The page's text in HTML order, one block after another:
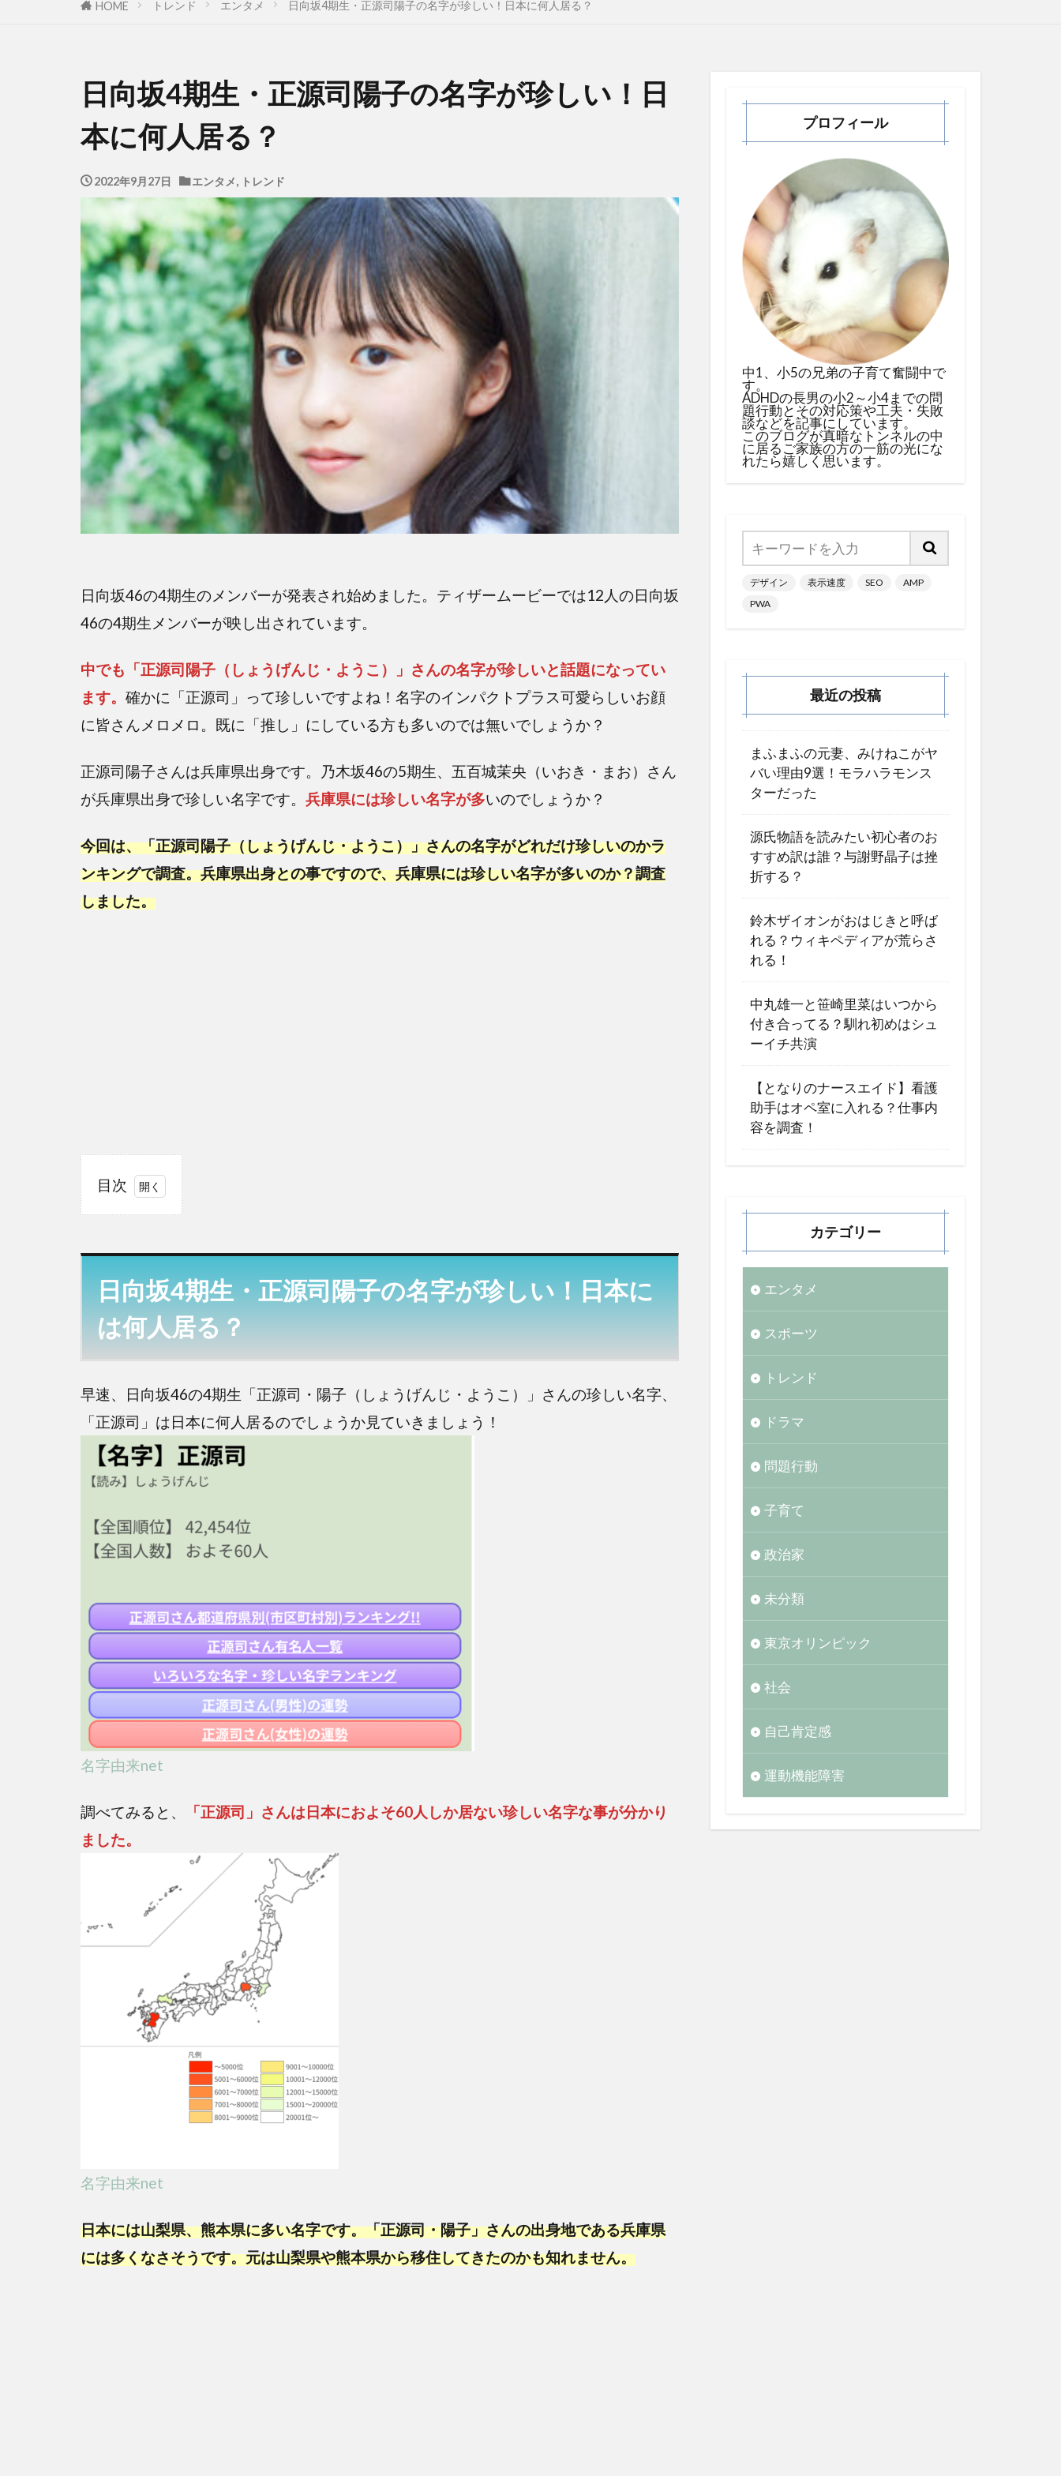
HOME トレンド エンタメ 日向坂4期生・正源司陽子の名字が珍しい！日本に何人居る？
日向坂4期生・正源司陽子の名字が珍しい！日
本に何人居る？
2022年9月27日 エンタメ, トレンド
日向坂46の4期生のメンバーが発表され始めました。ティザームービーでは12人の日向坂
46の4期生メンバーが映し出されています。
中でも「正源司陽子（しょうげんじ・ようこ）」さんの名字が珍しいと話題になってい
ます。 確かに「正源司」って珍しいですよね！名字のインパクトプラス可愛らしいお顔
に皆さんメロメロ。既に「推し」にしている方も多いのでは無いでしょうか？
正源司陽子さんは兵庫県出身です。乃木坂46の5期生、五百城茉央（いおき・まお）さん
が兵庫県出身で珍しい名字です。 兵庫県には珍しい名字が多いのでしょうか？
今回は、「正源司陽子（しょうげんじ・ようこ）」さんの名字がどれだけ珍しいのかラ
ンキングで調査。兵庫県出身との事ですので、兵庫県には珍しい名字が多いのか？調査
しました。
目次
1
坂4
生・
司陽
が珍
い！
日本
には
何人
る？
2
坂4
正源
名字
し
県は
珍し
3
正源
フィ
ル！
4
日向坂4期生・正源司陽子の名字が珍しい！日本に
は何人居る？
早速、日向坂46の4期生「正源司・陽子（しょうげんじ・ようこ）」さんの珍しい名字、
「正源司」は日本に何人居るのでしょうか見ていきましょう！
名字由来net
調べてみると、
「正源司」さんは日本におよそ60人しか居ない珍しい名字な事が分かり
ました。
名字由来net
日本には山梨県、熊本県に多い名字です。「正源司・陽子」さんの出身地である兵庫県
には多くなさそうです。元は山梨県や熊本県から移住してきたのかも知れません。
プロフィール
中1、小5の兄弟の子育て奮闘中で
す。
ADHDの長男の小2～小4までの問
題行動とその対応策や工夫・失敗
談などを記事にしています。
このブログが真暗なトンネルの中
に居るご家族の方の一筋の光にな
れたら嬉しく思います。
デザイン 表示速度 SEO
AMP
PWA
最近の投稿
まふまふの元妻、みけねこがヤ
バい理由9選！モラハラモンス
ターだった
源氏物語を読みたい初心者のお
すすめ訳は誰？与謝野晶子は挫
折する？
鈴木ザイオンがおはじきと呼ば
れる？ウィキペディアが荒らさ
れる！
中丸雄一と笹崎里菜はいつから
付き合ってる？馴れ初めはシュ
ーイチ共演
【となりのナースエイド】看護
助手はオペ室に入れる？仕事内
容を調査！
カテゴリー
エンタメ
スポーツ
トレンド
ドラマ
問題行動
子育て
政治家
未分類
東京オリンピック
社会
自己肯定感
運動機能障害